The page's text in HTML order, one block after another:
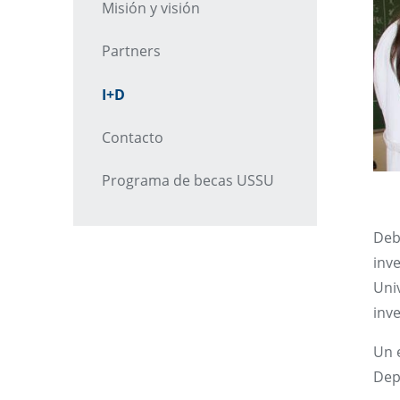
Misión y visión
Partners
I+D
Contacto
Programa de becas USSU
Un